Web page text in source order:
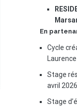
En
Cycle
Stage
avril 2026
Stage